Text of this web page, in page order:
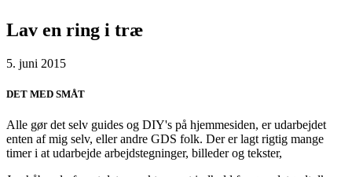
Lav en ring i træ
5. juni 2015
DET MED SMÅT
Alle gør det selv guides og DIY's på hjemmesiden, er udarbejdet
enten af mig selv, eller andre GDS folk. Der er lagt rigtig mange
timer i at udarbejde arbejdstegninger, billeder og tekster,